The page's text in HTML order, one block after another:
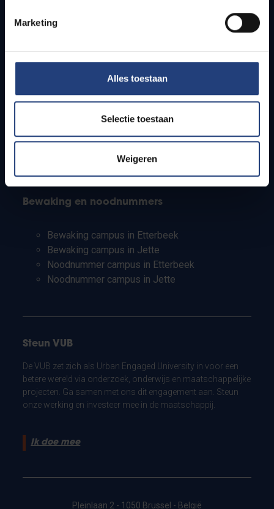
Marketing
Alles toestaan
Selectie toestaan
Weigeren
Studenten
PhD-studenten
Leerkrachten en secundaire scholen
Bewaking en noodnummers
Bewaking campus in Etterbeek
Bewaking campus in Jette
Noodnummer campus in Etterbeek
Noodnummer campus in Jette
Steun VUB
De VUB zet zich als Urban Engaged University in voor een
betere wereld via onderzoek, onderwijs en maatschappelijke
projecten. Ga samen met ons dit engagement aan. Steun
onze werking en investeer mee in de maatschappij.
Ik doe mee
Pleinlaan 2 - 1050 Brussel - België